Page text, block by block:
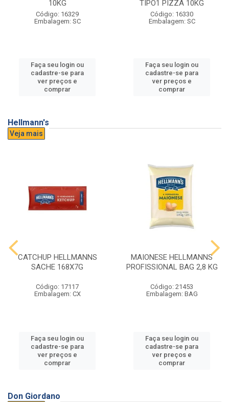
10KG
Código: 16329
Embalagem: SC
Faça seu login ou
cadastre-se para
ver preços e
comprar
TIPO1 PIZZA 10KG
Código: 16330
Embalagem: SC
Faça seu login ou
cadastre-se para
ver preços e
comprar
Hellmann's
Veja mais
CATCHUP HELLMANNS
SACHE 168X7G
Código: 17117
Embalagem: CX
Faça seu login ou
cadastre-se para
ver preços e
comprar
MAIONESE HELLMANNS
PROFISSIONAL BAG 2,8 KG
Código: 21453
Embalagem: BAG
Faça seu login ou
cadastre-se para
ver preços e
comprar
Don Giordano